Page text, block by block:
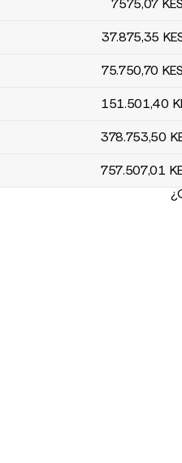
7575,07 KES
37.875,35
75.750,70 KES
151.501,40
378.753,50
757.507,01